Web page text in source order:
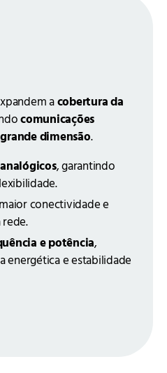
acobertura da
comunicações
dimensão.
, garantindo
conectividade e
e potência,
energética e estabilidade